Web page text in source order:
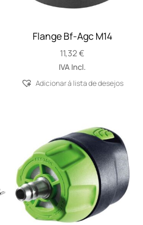
Flange Bf-Agc M14
11,32€
IVA Incl.
Adicionar á lista de desejos